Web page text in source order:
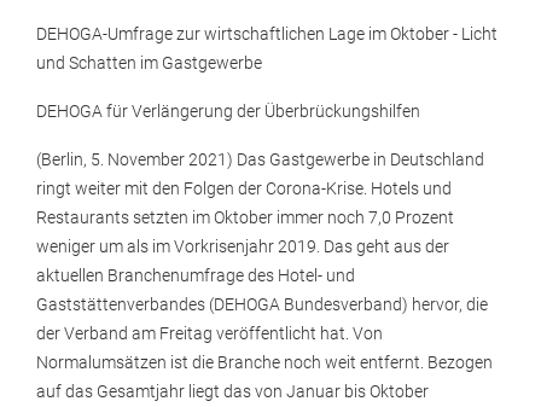
DEHOGA-Umfrage zur wirtschaftlichen Lage im Oktober - Licht
und Schatten im Gastgewerbe
DEHOGA für Verlängerung der Überbrückungshilfen
(Berlin, 5. November 2021) Das Gastgewerbe in Deutschland
ringt weiter mit den Folgen der Corona-Krise. Hotels und
Restaurants setzten im Oktober immer noch 7,0 Prozent
weniger um als im Vorkrisenjahr 2019. Das geht aus der
aktuellen Branchenumfrage des Hotel- und
Gaststättenverbandes (DEHOGA Bundesverband) hervor, die
der Verband am Freitag veröffentlicht hat. Von
Normalumsätzen ist die Branche noch weit entfernt. Bezogen
auf das Gesamtjahr liegt das von Januar bis Oktober